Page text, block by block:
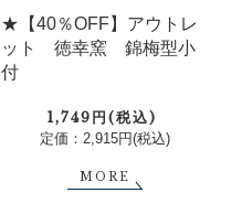
★【40％OFF】アウトレ
ット 徳幸窯 錦梅型小
付
1,749円(税込)
定価：2,915円(税込)
MORE